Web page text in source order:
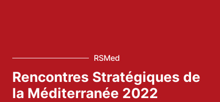
RSMed
Rencontres Stratégiques de
la Méditerranée 2022